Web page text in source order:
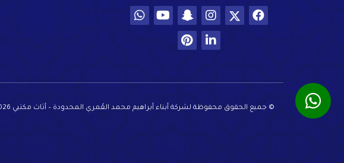
© جميع الحقوق محفوظة لشركة أبناء أبراهيم محمد العُمري المحدودة – أثاث مكتبي 2026